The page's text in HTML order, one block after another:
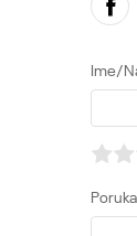
Ime/
Poruka